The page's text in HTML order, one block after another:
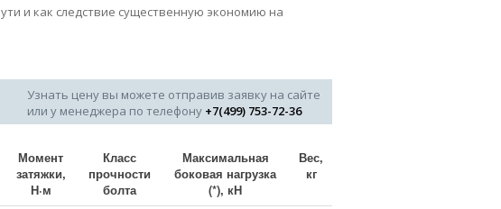
и как следствие существенную экономию на
Узнать цену вы можете отправив заявку на сайте
или у менеджера по телефону +7(499) 753-72-36
Момент
затяжки,
Н·м
Класс
прочности
болта
Максимальная
боковая нагрузка
(*), кН
Вес,
кг